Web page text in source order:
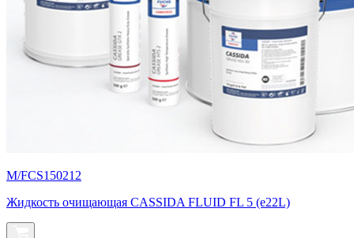
M/FCS150212
Жидкость очищающая CASSIDA FLUID FL 5 (e22L)